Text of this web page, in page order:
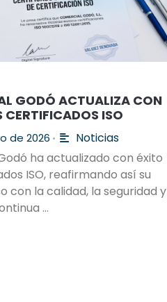
GODÓ ACTUALIZA CON
CERTIFICADOS ISO
de 2026 •
Noticias
ha actualizado con éxito
ISO, reafirmando así su
con la calidad, la seguridad y
…